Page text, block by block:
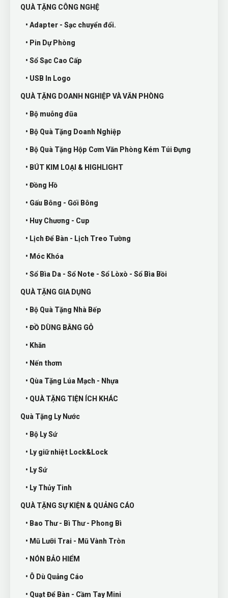
QUÀ TẶNG CÔNG NGHỆ
• Adapter - Sạc chuyển đổi.
• Pin Dự Phòng
• Sổ Sạc Cao Cấp
• USB In Logo
QUÀ TẶNG DOANH NGHIỆP VÀ VĂN PHÒNG
• Bộ muỗng đũa
• Bộ Quà Tặng Doanh Nghiệp
• Bộ Quà Tặng Hộp Cơm Văn Phòng Kém Túi Đựng
• BÚT KIM LOẠI & HIGHLIGHT
• Đồng Hồ
• Gấu Bông - Gối Bông
• Huy Chương - Cup
• Lịch Để Bàn - Lịch Treo Tường
• Móc Khóa
• Sổ Bìa Da - Sổ Note - Sổ Lòxò - Sổ Bìa Bồi
QUÀ TẶNG GIA DỤNG
• Bộ Quà Tặng Nhà Bếp
• ĐỒ DÙNG BẰNG GỖ
• Khăn
• Nến thơm
• Qùa Tặng Lúa Mạch - Nhựa
• QUÀ TẶNG TIỆN ÍCH KHÁC
Quà Tặng Ly Nước
• Bộ Ly Sứ
• Ly giữ nhiệt Lock&Lock
• Ly Sứ
• Ly Thủy Tinh
QUÀ TẶNG SỰ KIỆN & QUẢNG CÁO
• Bao Thư - Bì Thư - Phong Bì
• Mũ Lưỡi Trai - Mũ Vành Tròn
• NÓN BẢO HIỂM
• Ô Dù Quảng Cáo
• Quạt Để Bàn - Cầm Tay Mini